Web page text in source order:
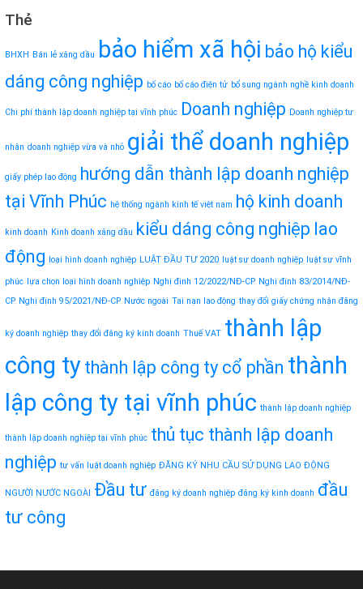
Thẻ
BHXH Bán lẻ xăng dầu bảo hiểm xã hội bảo hộ kiểu
dáng công nghiệp bố cáo bố cáo điện tử bổ sung ngành nghề kinh doanh
Chi phí thành lập doanh nghiệp tại vĩnh phúc Doanh nghiệp Doanh nghiệp tư
nhân doanh nghiệp vừa và nhỏ giải thể doanh nghiệp
giấy phép lao động hướng dẫn thành lập doanh nghiệp
tại Vĩnh Phúc hệ thống ngành kinh tế việt nam hộ kinh doanh
kinh doanh Kinh doanh xăng dầu kiểu dáng công nghiệp lao
động loại hình doanh nghiệp LUẬT ĐẦU TƯ 2020 luật sư doanh nghiệp luật sư vĩnh
phúc lựa chọn loại hình doanh nghiệp Nghị định 12/2022/NĐ-CP Nghị định 83/2014/NĐ-
CP Nghị định 95/2021/NĐ-CP Nước ngoài Tai nạn lao động thay đổi giấy chứng nhận đăng
ký doanh nghiệp thay đổi đăng ký kinh doanh Thuế VAT thành lập
công ty thành lập công ty cổ phần thành
lập công ty tại vĩnh phúc thành lập doanh nghiệp
thành lập doanh nghiệp tại vĩnh phúc thủ tục thành lập doanh
nghiệp tư vấn luật doanh nghiệp ĐĂNG KÝ NHU CẦU SỬ DỤNG LAO ĐỘNG
NGƯỜI NƯỚC NGOÀI Đầu tư đăng ký doanh nghiệp đăng ký kinh doanh đầu
tư công